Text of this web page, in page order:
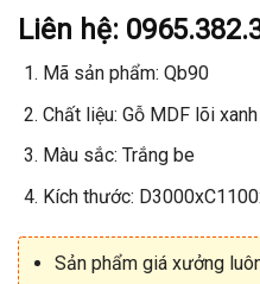
Được
xếp
0
sao
Liên hệ:
Mã sản phẩm: Qb90
Chất liệu: Gỗ MDF lõi
Màu sắc: Trắng be
Kích thước:
Sản phẩm giá xưởng